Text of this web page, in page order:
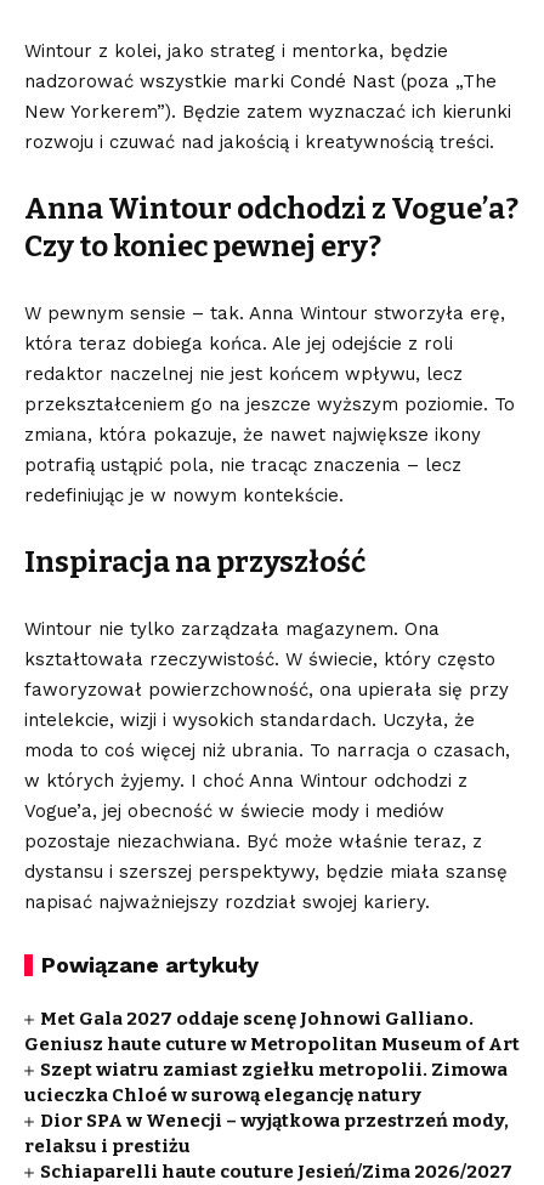
Wintour z kolei, jako strateg i mentorka, będzie
nadzorować wszystkie marki Condé Nast (poza „The
New Yorkerem”). Będzie zatem wyznaczać ich kierunki
rozwoju i czuwać nad jakością i kreatywnością treści.
Anna Wintour odchodzi z Vogue’a?
Czy to koniec pewnej ery?
W pewnym sensie – tak. Anna Wintour stworzyła erę,
która teraz dobiega końca. Ale jej odejście z roli
redaktor naczelnej nie jest końcem wpływu, lecz
przekształceniem go na jeszcze wyższym poziomie. To
zmiana, która pokazuje, że nawet największe ikony
potrafią ustąpić pola, nie tracąc znaczenia – lecz
redefiniując je w nowym kontekście.
Inspiracja na przyszłość
Wintour nie tylko zarządzała magazynem. Ona
kształtowała rzeczywistość. W świecie, który często
faworyzował powierzchowność, ona upierała się przy
intelekcie, wizji i wysokich standardach. Uczyła, że
moda to coś więcej niż ubrania. To narracja o czasach,
w których żyjemy. I choć Anna Wintour odchodzi z
Vogue’a, jej obecność w świecie mody i mediów
pozostaje niezachwiana. Być może właśnie teraz, z
dystansu i szerszej perspektywy, będzie miała szansę
napisać najważniejszy rozdział swojej kariery.
Powiązane artykuły
Met Gala 2027 oddaje scenę Johnowi Galliano.
Geniusz haute cuture w Metropolitan Museum of Art
Szept wiatru zamiast zgiełku metropolii. Zimowa
ucieczka Chloé w surową elegancję natury
Dior SPA w Wenecji – wyjątkowa przestrzeń mody,
relaksu i prestiżu
Schiaparelli haute couture Jesień/Zima 2026/2027